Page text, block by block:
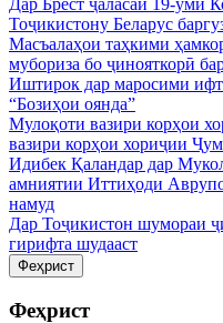
Дар Брест ҷаласаи 19-уми
Тоҷикистону Беларус
Масъалаҳои таҳкими
мубориза бо ҷинояткорӣ
Иштирок дар маросими
“Бозиҳои оянда”
Мулоқоти вазири корҳои
вазири корҳои хориҷии
Идибек Қаландар дар
амниятии Иттиҳоди
намуд
Дар Тоҷикистон шумораи
гирифта шудааст
Феҳрист
Феҳрист